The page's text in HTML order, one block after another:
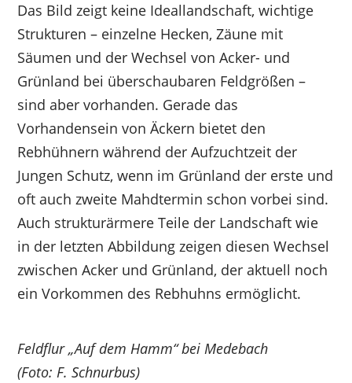
Das Bild zeigt keine Ideallandschaft, wichtige
Strukturen – einzelne Hecken, Zäune mit
Säumen und der Wechsel von Acker- und
Grünland bei überschaubaren Feldgrößen –
sind aber vorhanden. Gerade das
Vorhandensein von Äckern bietet den
Rebhühnern während der Aufzuchtzeit der
Jungen Schutz, wenn im Grünland der erste und
oft auch zweite Mahdtermin schon vorbei sind.
Auch strukturärmere Teile der Landschaft wie
in der letzten Abbildung zeigen diesen Wechsel
zwischen Acker und Grünland, der aktuell noch
ein Vorkommen des Rebhuhns ermöglicht.
Feldflur „Auf dem Hamm“ bei Medebach
(Foto: F. Schnurbus)